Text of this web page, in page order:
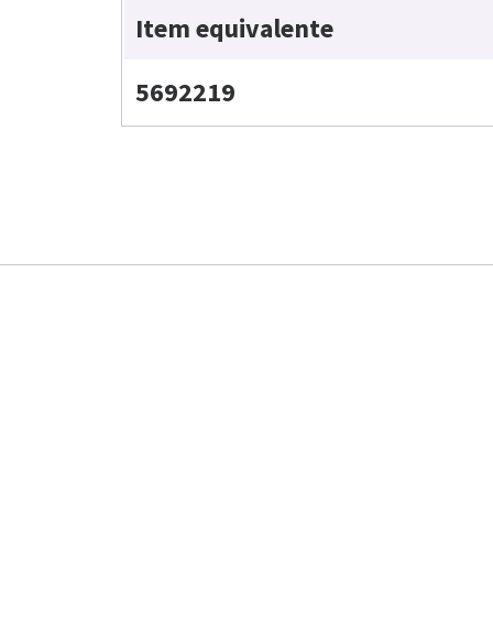
Item equivalente
5692219